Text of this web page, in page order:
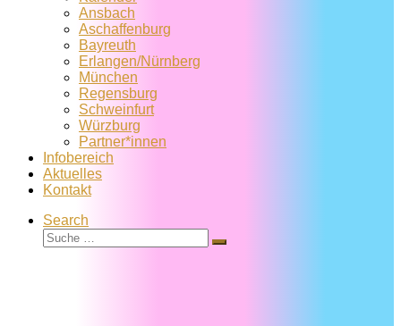
Ansbach
Aschaffenburg
Bayreuth
Erlangen/Nürnberg
München
Regensburg
Schweinfurt
Würzburg
Partner*innen
Infobereich
Aktuelles
Kontakt
Search
Suche
Suche